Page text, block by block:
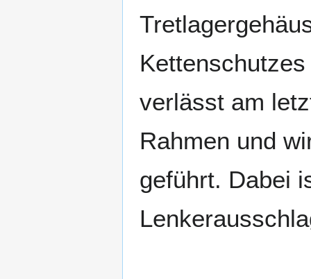
verlässt am
Rahmen und
geführt. Dabei